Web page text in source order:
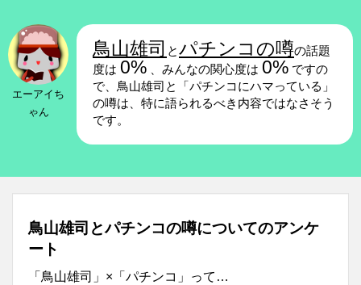
エーアイち
ゃん
鳥山雄司 とパチンコの噂の話題
度は 0% 、みんなの関心度は 0% ですの
で、鳥山雄司と「パチンコにハマっている」
の噂は、特に語られるべき内容ではなさそう
です。
鳥山雄司とパチンコの噂についてのアンケ
ート
「鳥山雄司」×「パチンコ」って…